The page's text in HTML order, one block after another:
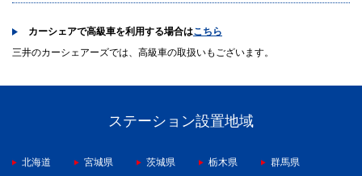
カーシェアで高級車を利用する場合はこちら
三井のカーシェアーズでは、高級車の取扱いもございます。
ステーション設置地域
北海道 宮城県 茨城県 栃木県 群馬県